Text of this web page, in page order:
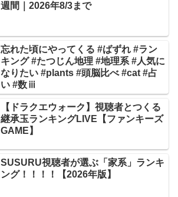
週間｜2026年8/3まで
忘れた頃にやってくる #ばずれ #ラン
キング #たつじん地理 #地理系 #人気に
なりたい #plants #頭脳比べ #cat #占
い #数ⅲ
【ドラクエウォーク】視聴者とつくる
継承玉ランキングLIVE【ファンキーズ
GAME】
SUSURU視聴者が選ぶ「家系」ランキ
ング！！！！【2026年版】